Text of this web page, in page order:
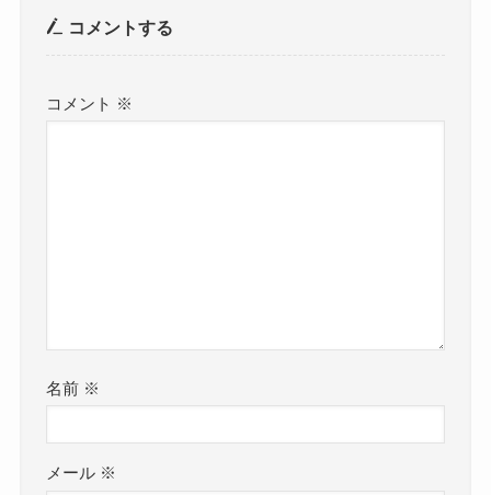
コメントする
コメント ※
名前 ※
メール ※